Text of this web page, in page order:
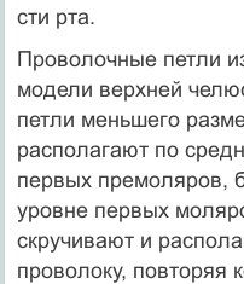
сти рта.
Проволочные петли
модели верхней
петли меньше­го
располагают по
пер­вых премоляров,
уровне первых
скручивают и
проволоку, по­вторяя